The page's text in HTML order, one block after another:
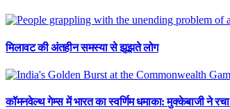
मिलावट की अंतहीन समस्या से झूझते लोग
कॉमनवेल्थ गेम्स में भारत का स्वर्णिम धमाका: मुक्केबाजी ने